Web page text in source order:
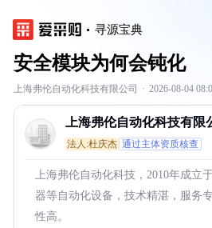
寻源宝典
安全模块为何会钝化
上海弗伦自动化科技有限公司 · 2026-08-04
上海弗伦自动化科技有限
法人:杜庆杰 通过主体资质核查
上海弗伦自动化科技，2010年成立
器等自动化设备，技术精湛，服务
性高。